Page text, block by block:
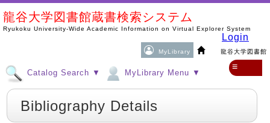
龍谷大学図書館蔵書検索システム
Ryukoku University-Wide Academic Information on Virtual Explorer System
MyLibrary 龍谷大学図書館
Login
Catalog Search ▼ MyLibrary Menu ▼
≡
Bibliography Details